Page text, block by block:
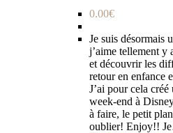
0.00€
Je suis désormais
j’aime tellement y
et découvrir les
retour en enfance
J’ai pour cela
week-end à
à faire, le petit
oublier! Enjoy!!